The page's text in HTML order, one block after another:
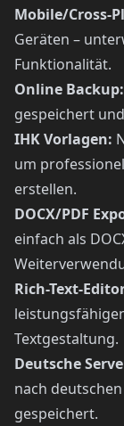
Mobile/Cross-
Geräten –
Funktionalität.
Online Backup:
gespeichert
IHK Vorlagen:
um
erstellen.
DOCX/PDF
einfach als
Rich-Text-
Textgestaltung.
Deutsche
nach
gespeichert.